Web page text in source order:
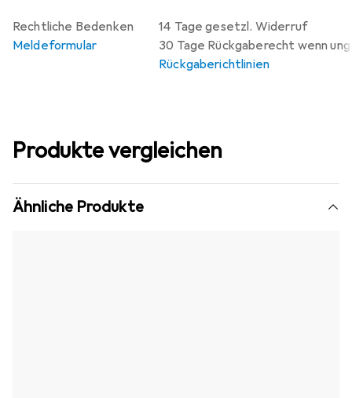
14 Tage gesetzl. Widerruf
30 Tage Rückgaberecht wenn
Rückgaberichtlinien
Rechtliche Bedenken
Meldeformular
Produkte vergleichen
Ähnliche Produkte